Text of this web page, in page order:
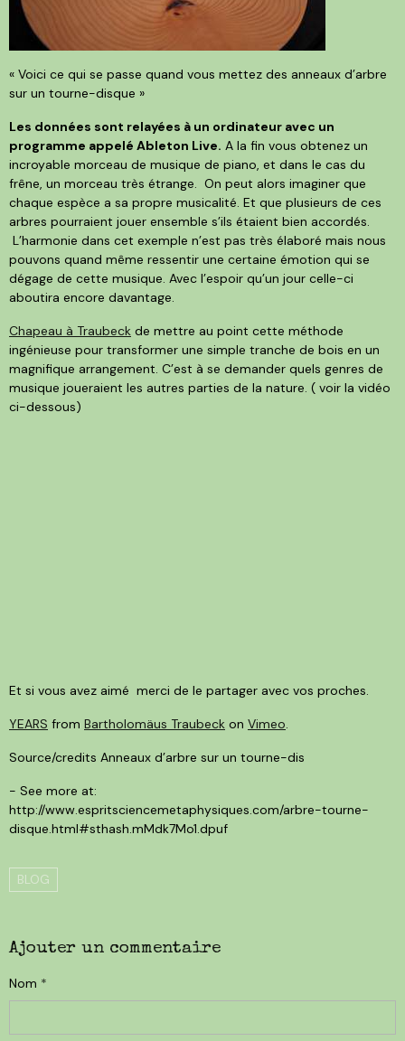
« Voici ce qui se passe quand vous mettez des anneaux d’arbre
sur un tourne-disque »
Les données sont relayées à un ordinateur avec un
programme appelé Ableton Live. A la fin vous obtenez un
incroyable morceau de musique de piano, et dans le cas du
frêne, un morceau très étrange. On peut alors imaginer que
chaque espèce a sa propre musicalité. Et que plusieurs de ces
arbres pourraient jouer ensemble s’ils étaient bien accordés.
L’harmonie dans cet exemple n’est pas très élaboré mais nous
pouvons quand même ressentir une certaine émotion qui se
dégage de cette musique. Avec l’espoir qu’un jour celle-ci
aboutira encore davantage.
Chapeau à Traubeck de mettre au point cette méthode
ingénieuse pour transformer une simple tranche de bois en un
magnifique arrangement. C’est à se demander quels genres de
musique joueraient les autres parties de la nature. ( voir la vidéo
ci-dessous)
Et si vous avez aimé merci de le partager avec vos proches.
YEARS from Bartholomäus Traubeck on Vimeo.
Source/credits Anneaux d’arbre sur un tourne-dis
- See more at:
http://www.espritsciencemetaphysiques.com/arbre-tourne-
disque.html#sthash.mMdk7Mo1.dpuf
BLOG
Ajouter un commentaire
Nom